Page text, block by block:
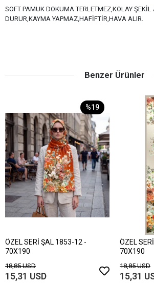
SOFT PAMUK DOKUMA.TERLETMEZ,KOLAY ŞEKİL
DURUR,KAYMA YAPMAZ,HAFİFTİR,HAVA ALIR.
Benzer Ürünler
%19
ÖZEL SERİ ŞAL 1853-12 -
70X190
18,85 USD
15,31 USD
ÖZEL
70X190
18,85 USD
15,31